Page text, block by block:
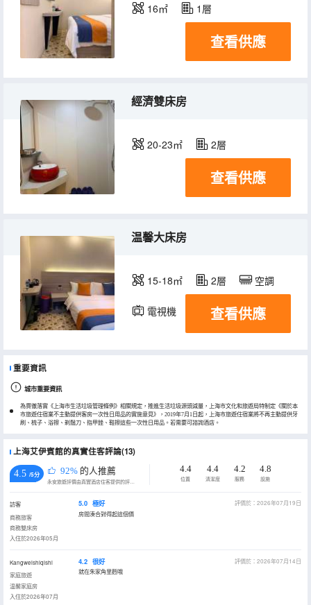
16㎡ 1層
查看供應
經濟雙床房
20-23㎡ 2層
查看供應
温馨大床房
15-18㎡ 2層 空調
電視機 查看供應
重要資訊
城市重要資訊
為貫徹落實《上海市生活垃圾管理條例》相關規定，推進生活垃圾源頭減量，上海市文化和旅遊局特制定《關於本
市旅遊住宿業不主動提供客房一次性日用品的實施意見》，2019年7月1日起，上海市旅遊住宿業將不再主動提供牙
刷、梳子、浴擦、剃鬚刀、指甲銼、鞋擦這些一次性日用品。若需要可諮詢酒店。
上海艾伊賓館的真實住客評論(13)
4.5 /5分 92% 的人推薦
永安旅遊評價由真實酒店住客提供的評價。
4.4
位置
4.4
清潔度
4.2
服務
4.8
設施
訪客
商務旅客
商務雙床房
入住於2026年05月
5.0 極好
評價於：2026年07月19日
房間湊合對得起這個價
Kangweishiqishi
家庭旅遊
温馨家庭房
入住於2026年07月
4.2 很好
評價於：2026年07月14日
就在朱家角里麪哦